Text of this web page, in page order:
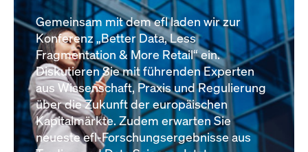
Gemeinsam mit dem efl laden wir zur
Konferenz „Better Data, Less
Fragmentation & More Retail“ ein.
Diskutieren Sie mit führenden Experten
aus Wissenschaft, Praxis und Regulierung
über die Zukunft der europäischen
Kapitalmärkte. Zudem erwarten Sie
neueste efl-Forschungsergebnisse aus